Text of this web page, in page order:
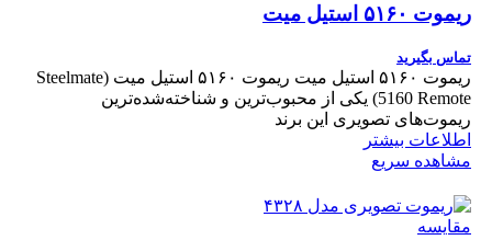
ریموت ۵۱۶۰ استیل‌ میت
تماس بگیرید
ریموت ۵۱۶۰ استیل‌ میت ریموت ۵۱۶۰ استیل‌ میت (Steelmate
5160 Remote) یکی از محبوب‌ترین و شناخته‌شده‌ترین
ریموت‌های تصویری این برند
اطلاعات بیشتر
مشاهده سریع
مقایسه